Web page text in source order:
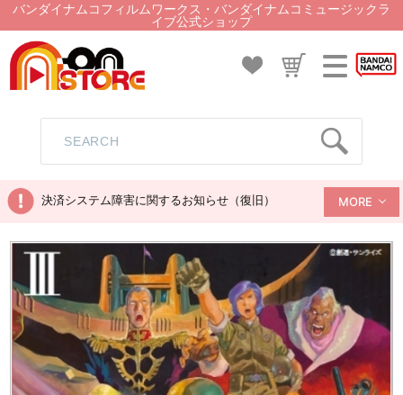
バンダイナムコフィルムワークス・バンダイナムコミュージックラ
イブ公式ショップ
決済システム障害に関するお知らせ（復旧） MORE